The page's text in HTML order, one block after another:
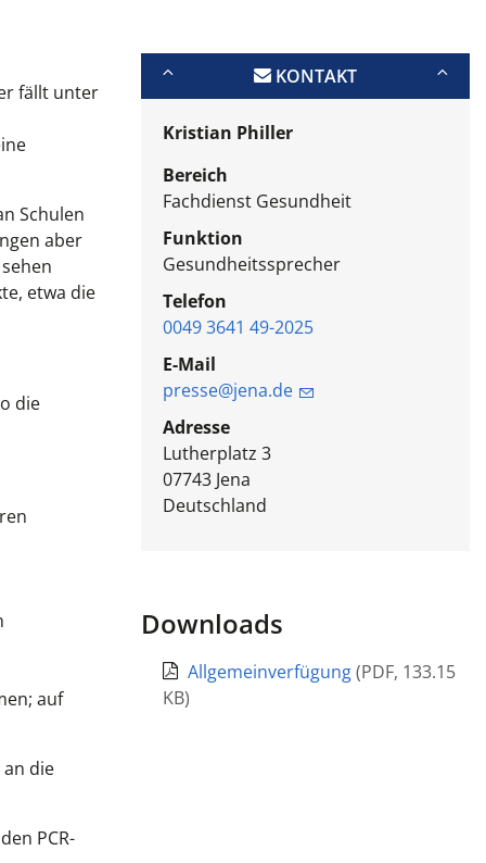
fällt unter
Schulen
aber
etwa die
die
auf
die
PCR-
KONTAKT
Kristian Philler
Bereich
Fachdienst Gesundheit
Funktion
Gesundheitssprecher
Telefon
0049 3641 49-2025
E-Mail
presse@jena.de
Adresse
Lutherplatz 3
07743 Jena
Deutschland
Downloads
Allgemeinverfügung(PDF, 133.15
KB)